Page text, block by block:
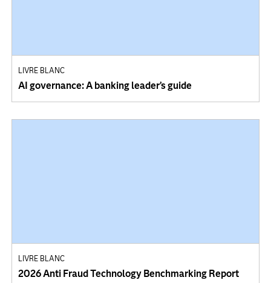
LIVRE BLANC
AI governance: A banking leader’s guide
LIVRE BLANC
2026 Anti Fraud Technology Benchmarking Report